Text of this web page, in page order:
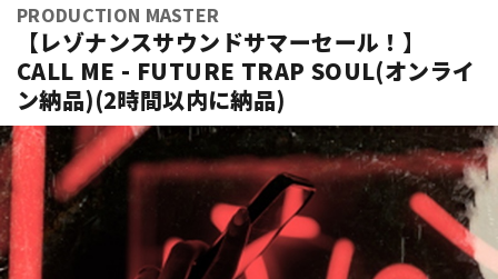
エレキギター
ベース ウクレレ
パーカッション
PRODUCTION MASTER
【レゾナンスサウンドサマーセール！】
CALL ME - FUTURE TRAP SOUL(オンライ
ン納品)(2時間以内に納品)